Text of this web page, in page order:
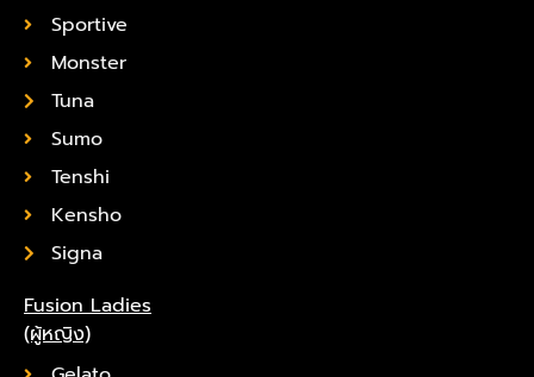
Sportive
Monster
Tuna
Sumo
Tenshi
Kensho
Signa
Fusion Ladies
(ผู้หญิง)